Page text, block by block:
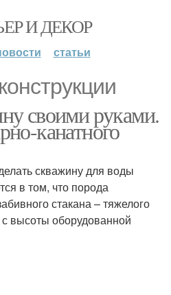
И ДЕКОР
статьи
своими руками.
канатного
скважину для воды
в том, что порода
стакана – тяжелого
высоты оборудованной